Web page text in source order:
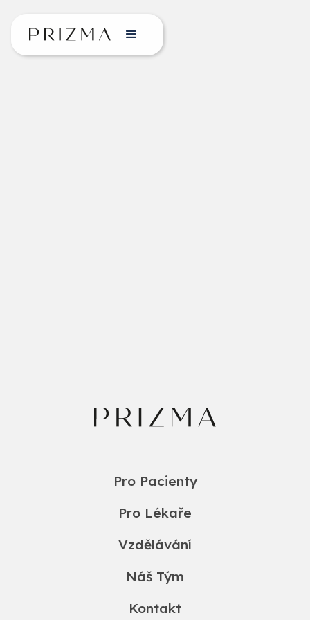
Pro Pacienty
Pro Lékaře
Vzdělávání
Náš Tým
Kontakt